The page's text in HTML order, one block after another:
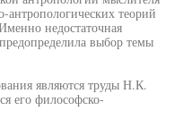
антропологических теорий
недостаточная
выбор темы
являются труды Н.К.
его философско-